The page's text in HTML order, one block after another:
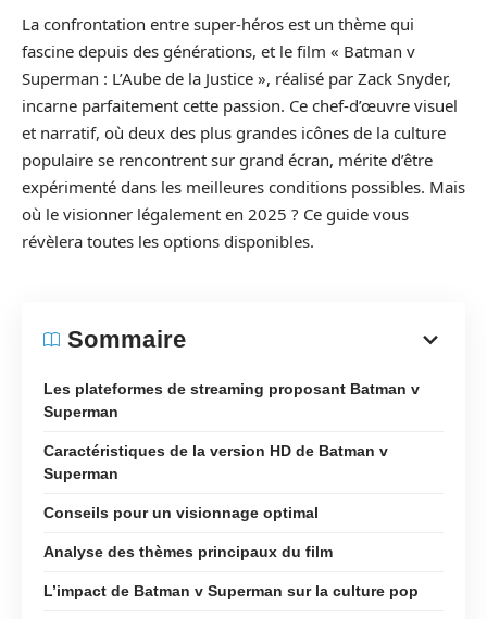
La confrontation entre super-héros est un thème qui
fascine depuis des générations, et le film « Batman v
Superman : L’Aube de la Justice », réalisé par Zack Snyder,
incarne parfaitement cette passion. Ce chef-d’œuvre visuel
et narratif, où deux des plus grandes icônes de la culture
populaire se rencontrent sur grand écran, mérite d’être
expérimenté dans les meilleures conditions possibles. Mais
où le visionner légalement en 2025 ? Ce guide vous
révèlera toutes les options disponibles.
Sommaire
Les plateformes de streaming proposant Batman v
Superman
Caractéristiques de la version HD de Batman v
Superman
Conseils pour un visionnage optimal
Analyse des thèmes principaux du film
L’impact de Batman v Superman sur la culture pop